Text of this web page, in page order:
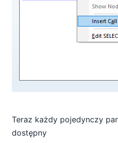
Teraz każdy pojedynczy
dostępny